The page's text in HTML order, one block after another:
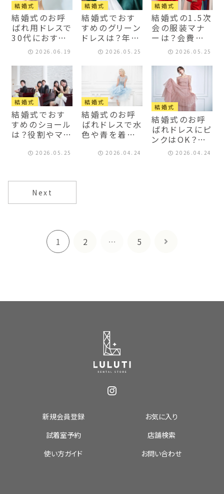
結婚式
結婚式のお呼
ばれ用ドレスで
30代におすす
めのブランド
は？選ぶ際のポ
イントも解説
2026.06.19
結婚式
結婚式でおす
すめのグリーン
ドレスは？年代
別コーデや失
敗しない選び
方を解説
2026.05.25
結婚式
結婚式の1.5次
会の服装マナ
ーは？会費制
とご祝儀制で
の違いや会場
別・季節別のお
すすめコーデ
を紹介
2026.05.25
結婚式
結婚式でおす
すめのショール
は？役割やマナ
2026.05.25
結婚式
結婚式のお呼
ばれドレスで水
色や青を着る
おすすめコー
2026.04.24
結婚式
結婚式のお呼
ばれドレスにピ
ンクはOK？マ
ナー・年代別コ
ーデを解説
2026.04.24
Next
1 2 … 5
次
新規会員登録
試着室予約
使い方ガイド
お気に入り
店舗検索
お問い合わせ